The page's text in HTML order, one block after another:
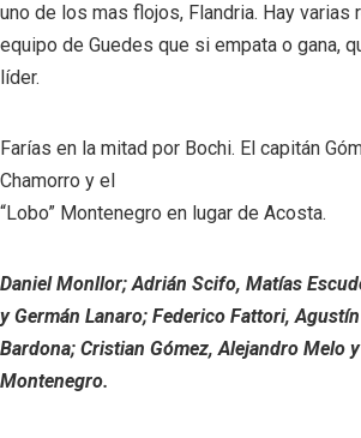
uno de los mas flojos, Flandria. Hay varias
equipo de Guedes que si empata o gana,
líder.
Farías en la mitad por Bochi. El capitán
Chamorro y el
“Lobo” Montenegro en lugar de Acosta.
Daniel Monllor; Adrián Scifo, Matías
y Germán Lanaro; Federico Fattori,
Bardona; Cristian Gómez, Alejandro Melo
Montenegro.